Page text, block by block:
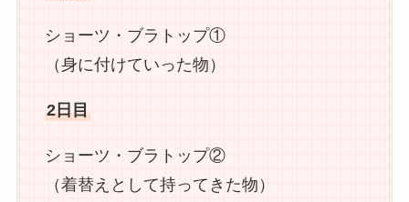
ショーツ・ブラトップ①
（身に付けていった物）
2日目
ショーツ・ブラトップ②
（着替えとして持ってきた物）